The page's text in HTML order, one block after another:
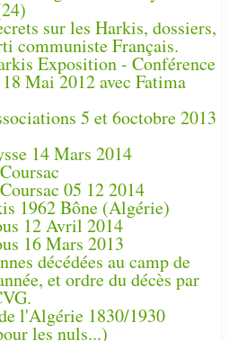
sur les Harkis, dossiers,
communiste Français.
Exposition - Conférence
Mai 2012 avec Fatima
5 et 6octobre 2013
14 Mars 2014
05 12 2014
1962 Bône (Algérie)
12 Avril 2014
16 Mars 2013
décédées au camp de
et ordre du décès par
l'Algérie 1830/1930
les nuls...)